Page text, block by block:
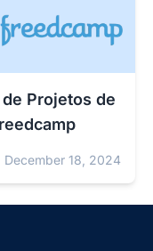
Projetos de
December 18, 2024